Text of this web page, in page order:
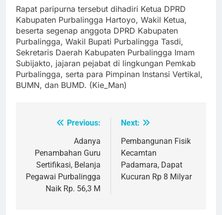
Rapat paripurna tersebut dihadiri Ketua DPRD
Kabupaten Purbalingga Hartoyo, Wakil Ketua,
beserta segenap anggota DPRD Kabupaten
Purbalingga, Wakil Bupati Purbalingga Tasdi,
Sekretaris Daerah Kabupaten Purbalingga Imam
Subijakto, jajaran pejabat di lingkungan Pemkab
Purbalingga, serta para Pimpinan Instansi Vertikal,
BUMN, dan BUMD. (Kie_Man)
navigation
Previous:
Adanya
Penambahan Guru
Sertifikasi, Belanja
Pegawai Purbalingga
Naik Rp. 56,3 M
Next:
Pembangunan Fisik
Kecamtan
Padamara, Dapat
Kucuran Rp 8 Milyar